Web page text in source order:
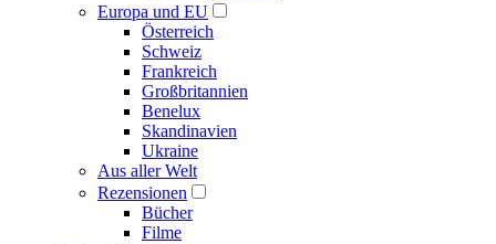
Europa und EU
Österreich
Schweiz
Frankreich
Großbritannien
Benelux
Skandinavien
Ukraine
Aus aller Welt
Rezensionen
Bücher
Filme